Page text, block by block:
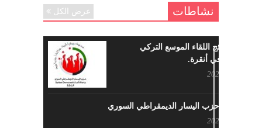
نشاطات عرض الكل
ما هي نتائج اللقاء الموسع التركي
السوري في أنقرة.
نشاطات حزب اليسار الديمقراطي السوري